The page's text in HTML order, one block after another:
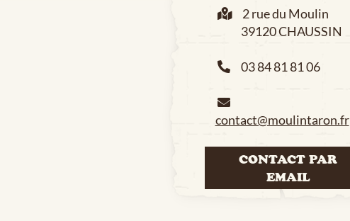
2 rue du Moulin
39120 CHAUSSIN
03 84 81 81 06
contact@moulintaron.fr
CONTACT PAR
EMAIL